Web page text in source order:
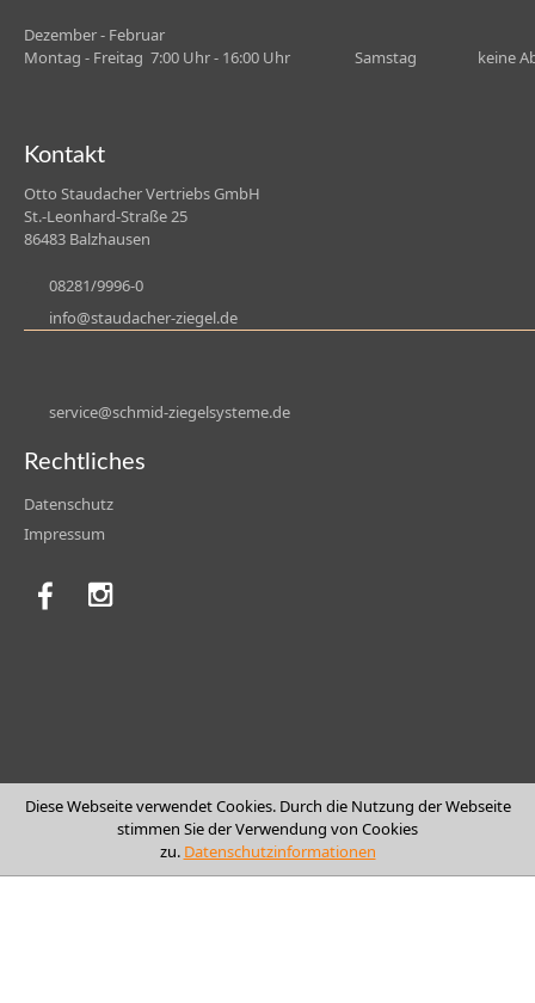
Dezember - Februar
Montag - Freitag 7:00 Uhr - 16:00 Uhr Samstag keine
Kontakt
Otto Staudacher Vertriebs GmbH
St.-Leonhard-Straße 25
86483 Balzhausen
08281/9996-0
nf
st d ch r-z g ld
s rvc schm d-z g lsyst m d
Rechtliches
Datenschutz
Impressum
Diese Webseite verwendet Cookies. Durch die Nutzung der Webseite
stimmen Sie der Verwendung von Cookies
zu. Datenschutzinformationen